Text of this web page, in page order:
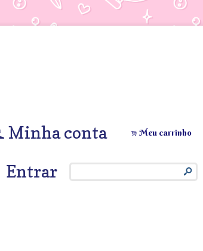
Minha conta . Meu carrinho
Entrar s